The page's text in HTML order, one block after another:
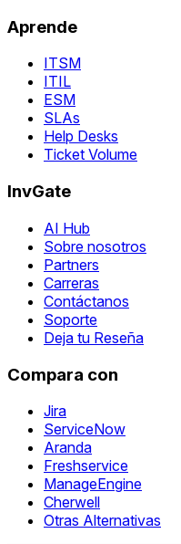
Aprende
ITSM
ITIL
ESM
SLAs
Help Desks
Ticket Volume
InvGate
AI Hub
Sobre nosotros
Partners
Carreras
Contáctanos
Soporte
Deja tu Reseña
Compara con
Jira
ServiceNow
Aranda
Freshservice
ManageEngine
Cherwell
Otras Alternativas